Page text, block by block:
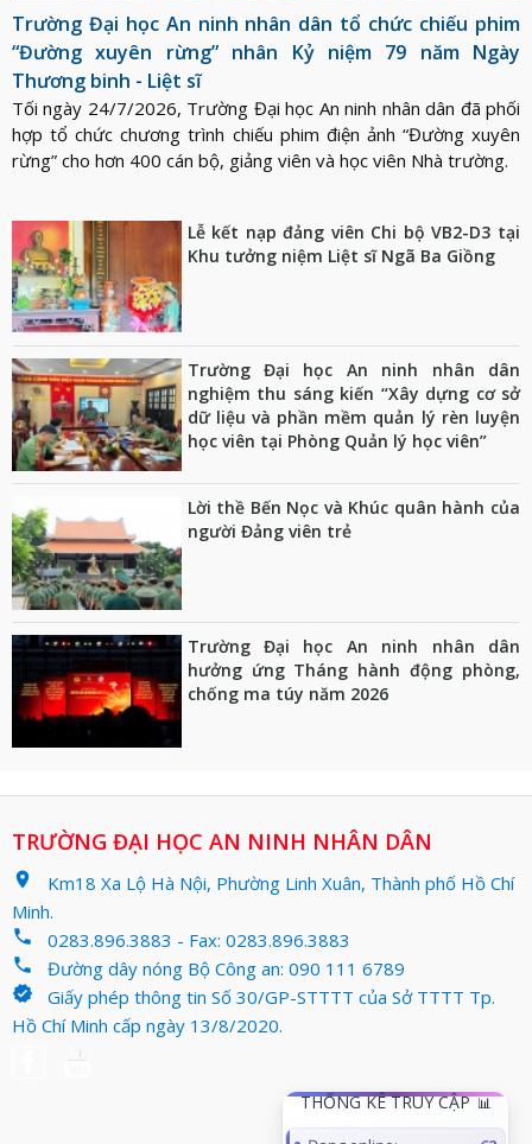
Trường Đại học An ninh nhân dân tổ chức chiếu phim
“Đường xuyên rừng” nhân Kỷ niệm 79 năm Ngày
Thương binh - Liệt sĩ
Tối ngày 24/7/2026, Trường Đại học An ninh nhân dân đã phối
hợp tổ chức chương trình chiếu phim điện ảnh “Đường xuyên
rừng” cho hơn 400 cán bộ, giảng viên và học viên Nhà trường.
Lễ kết nạp đảng viên Chi bộ VB2-D3 tại
Khu tưởng niệm Liệt sĩ Ngã Ba Giồng
Trường Đại học An ninh nhân dân
nghiệm thu sáng kiến “Xây dựng cơ sở
dữ liệu và phần mềm quản lý rèn luyện
học viên tại Phòng Quản lý học viên”
Lời thề Bến Nọc và Khúc quân hành của
người Đảng viên trẻ
Trường Đại học An ninh nhân dân
hưởng ứng Tháng hành động phòng,
chống ma túy năm 2026
TRƯỜNG ĐẠI HỌC AN NINH NHÂN DÂN
location_on
Km18 Xa Lộ Hà Nội, Phường Linh Xuân, Thành phố Hồ Chí
Minh.
phone 0283.896.3883 - Fax: 0283.896.3883
phone Đường dây nóng Bộ Công an: 090 111 6789
verified
Giấy phép thông tin Số 30/GP-STTTT của Sở TTTT Tp.
Hồ Chí Minh cấp ngày 13/8/2020.
THỐNG KÊ TRUY CẬP